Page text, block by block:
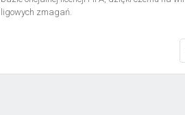
ligowych zmagań.